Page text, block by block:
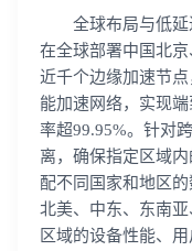
全球布局与低延
在全球部署中国北
近千个边缘加速节
能加速网络，实现
率超99.95%。针对
离，确保指定区域
配不同国家和地区
北美、中东、东南
区域的设备性能、